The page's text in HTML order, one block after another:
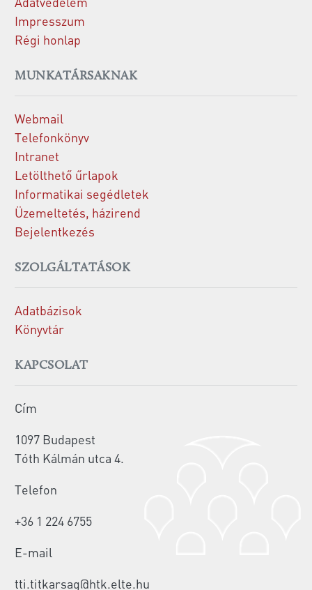
Impresszum
Régi honlap
MUNKATÁRSAKNAK
Webmail
Telefonkönyv
Intranet
Letölthető űrlapok
Informatikai segédletek
Üzemeltetés, házirend
Bejelentkezés
SZOLGÁLTATÁSOK
Adatbázisok
Könyvtár
KAPCSOLAT
Cím
1097 Budapest
Tóth Kálmán utca 4.
Telefon
+36 1 224 6755
E-mail
tti.titkarsag@htk.elte.hu